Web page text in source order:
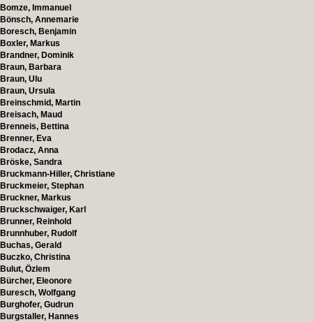
Bomze, Immanuel
Bönsch, Annemarie
Boresch, Benjamin
Boxler, Markus
Brandner, Dominik
Braun, Barbara
Braun, Ulu
Braun, Ursula
Breinschmid, Martin
Breisach, Maud
Brenneis, Bettina
Brenner, Eva
Brodacz, Anna
Bröske, Sandra
Bruckmann-Hiller, Christiane
Bruckmeier, Stephan
Bruckner, Markus
Bruckschwaiger, Karl
Brunner, Reinhold
Brunnhuber, Rudolf
Buchas, Gerald
Buczko, Christina
Bulut, Özlem
Bürcher, Eleonore
Buresch, Wolfgang
Burghofer, Gudrun
Burgstaller, Hannes